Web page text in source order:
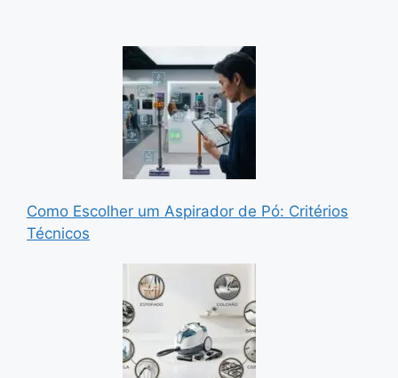
Como Escolher um Aspirador de Pó: Critérios
Técnicos